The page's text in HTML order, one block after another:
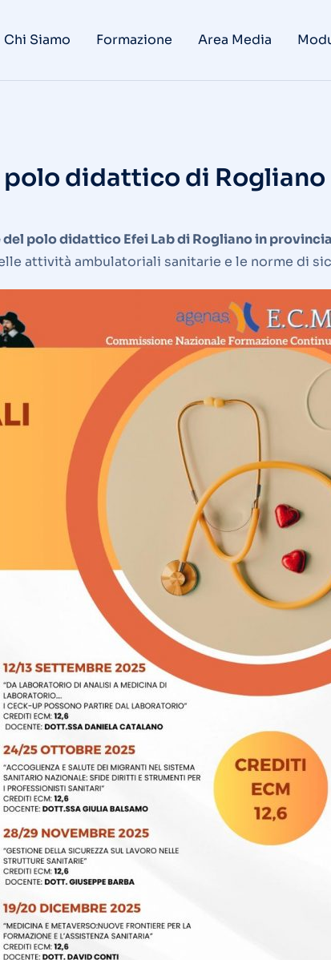
Chi Siamo Formazione Area Media
didattico di Rogliano
polo didattico Efei Lab di Rogliano in
attività ambulatoriali sanitarie e le norme di